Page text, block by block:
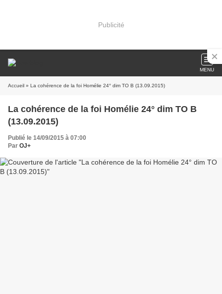
Publicité
MENU
Accueil » La cohérence de la foi Homélie 24° dim TO B (13.09.2015)
La cohérence de la foi Homélie 24° dim TO B
(13.09.2015)
Publié le 14/09/2015 à 07:00
Par OJ+